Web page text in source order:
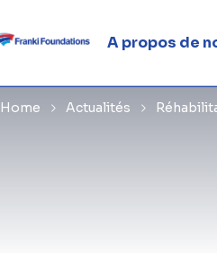
A propos de
Home Actualités
avance